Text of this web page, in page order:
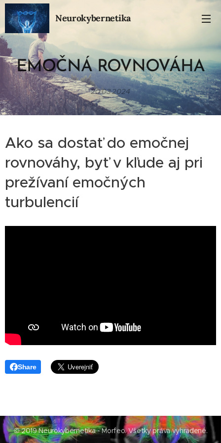
Neurokybernetika
EMOČNÁ ROVNOVÁHA
20.03.2024
Ako sa dostať do emočnej
rovnováhy, byť v kľude aj pri
prežívaní emočných
turbulencií
Share
© 2019 Neurokybernetika - Morfeo. Všetky práva vyhradené.